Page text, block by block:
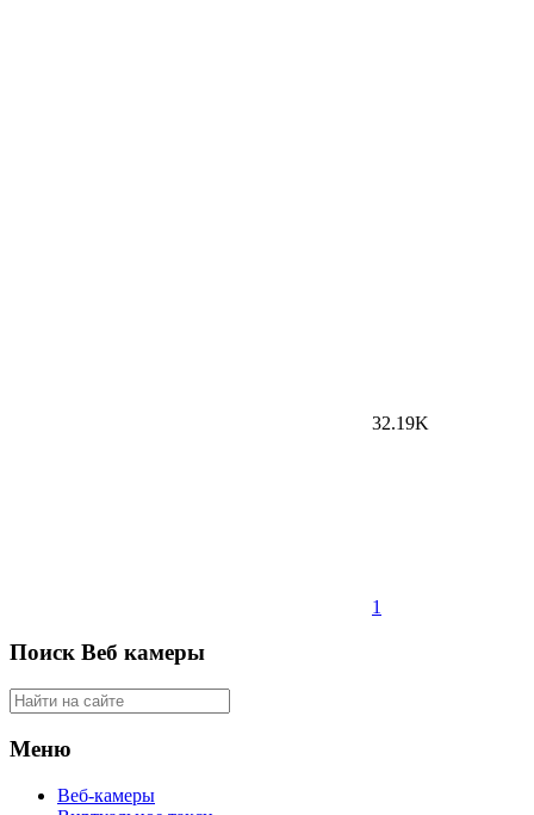
32.19K
1
Поиск Веб камеры
Меню
Веб-камеры